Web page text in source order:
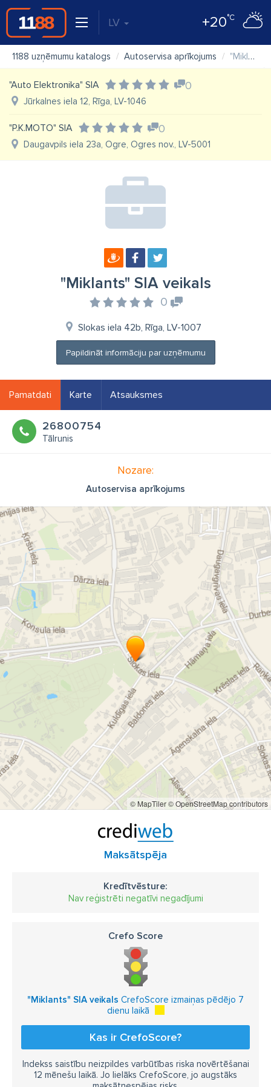
LV +20°C
1188 uzņēmumu katalogs Autoservisa aprīkojums "Miklants" SIA veikals
"Auto Elektronika" SIA 0
Jūrkalnes iela 12, Rīga, LV-1046
"P.K.MOTO" SIA 0
Daugavpils iela 23a, Ogre, Ogres nov., LV-5001
"Miklants" SIA veikals
0
Slokas iela 42b, Rīga, LV-1007
Papildināt informāciju par uzņēmumu
Pamatdati Karte Atsauksmes
26800754
Tālrunis
Nozare:
Autoservisa aprīkojums
© MapTiler© OpenStreetMap contributors
Maksātspēja
Kredītvēsture:
Nav reģistrēti negatīvi negadījumi
Crefo Score
"Miklants" SIA veikals CrefoScore izmaiņas pēdējo 7
dienu laikā
Kas ir CrefoScore?
Indekss saistību neizpildes varbūtības riska novērtēšanai
12 mēnešu laikā. Jo lielāks CrefoScore, jo augstāks